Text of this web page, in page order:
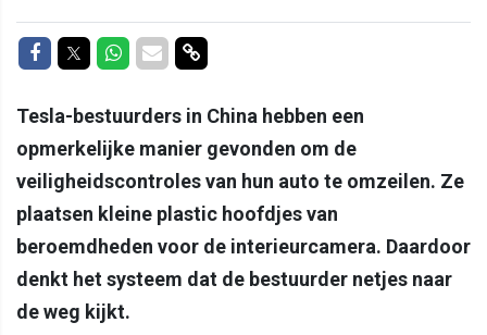
Delen op Facebook
Delen op Twitter
Delen op Whatsapp
Delen via Mail
Delen via link
Tesla-bestuurders in China hebben een
opmerkelijke manier gevonden om de
veiligheidscontroles van hun auto te omzeilen. Ze
plaatsen kleine plastic hoofdjes van
beroemdheden voor de interieurcamera. Daardoor
denkt het systeem dat de bestuurder netjes naar
de weg kijkt.